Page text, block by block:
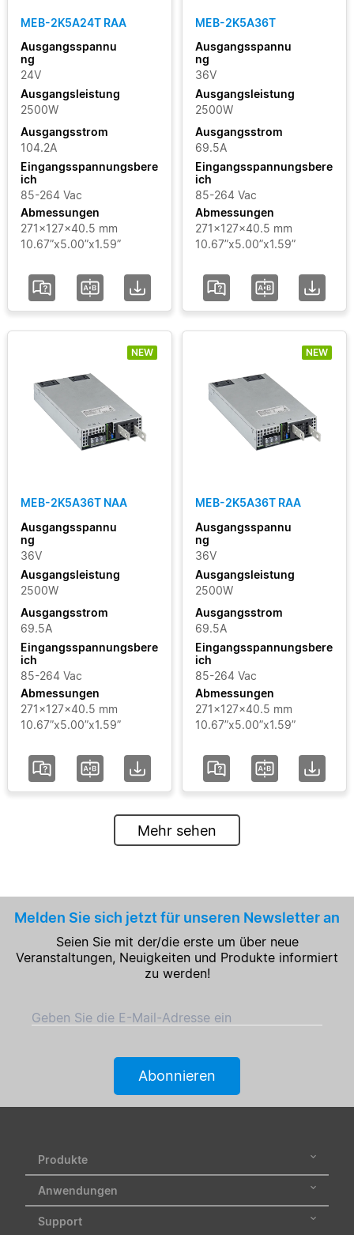
MEB-2K5A24T RAA
Ausgangsspannu
ng
24V
Ausgangsleistung
2500W
Ausgangsstrom
104.2A
Eingangsspannungsbere
ich
85-264 Vac
Abmessungen
271x127x40.5 mm
10.67”x5.00”x1.59”
MEB-2K5A36T
Ausgangsspannu
ng
36V
Ausgangsleistung
2500W
Ausgangsstrom
69.5A
Eingangsspannungsbere
ich
85-264 Vac
Abmessungen
271x127x40.5 mm
10.67”x5.00”x1.59”
NEW
MEB-2K5A36T NAA
Ausgangsspannu
ng
36V
Ausgangsleistung
2500W
Ausgangsstrom
69.5A
Eingangsspannungsbere
ich
85-264 Vac
Abmessungen
271x127x40.5 mm
10.67”x5.00”x1.59”
NEW
MEB-2K5A36T RAA
Ausgangsspannu
ng
36V
Ausgangsleistung
2500W
Ausgangsstrom
69.5A
Eingangsspannungsbere
ich
85-264 Vac
Abmessungen
271x127x40.5 mm
10.67”x5.00”x1.59”
Mehr sehen
Melden Sie sich jetzt für unseren Newsletter an
Seien Sie mit der/die erste um über neue
Veranstaltungen, Neuigkeiten und Produkte informiert
zu werden!
Geben Sie die E-Mail-Adresse ein
Abonnieren
Produkte
Anwendungen
Support